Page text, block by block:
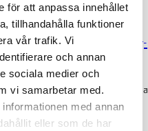
för att anpassa innehållet
tillhandahålla funktioner
vår trafik. Vi
och annan
sociala medier och
vi samarbetar med.
med annan
eller som de har
blanketthittas påden
och-skyldigheter/anmalning-
. Kontakta oss gärna
och kraven som